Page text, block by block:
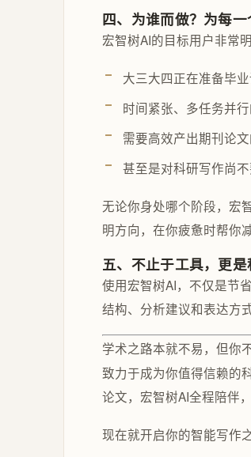
四、为谁而做？为每
宏智树AI的目标用户非常明
大三大四正在准备毕业
时间紧张、多任务并行
需要高效产出期刊论文
甚至是对科研写作尚
无论你身处哪个阶段，宏
明方向，在你疲惫时帮你
五、不止于工具，更
使用宏智树AI，不仅是节
结构、分析建议和表达方
学术之路本就不易，但你
致力于成为你值得信赖的
论文，宏智树AI全程陪伴
现在就开启你的智能写作